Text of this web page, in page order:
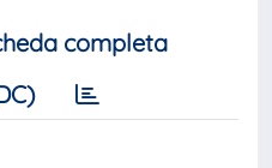
completa